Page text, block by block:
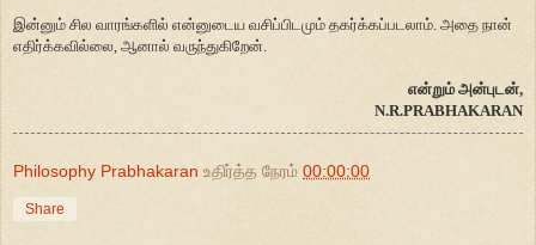
இன்னும் சில வாரங்களில் என்னுடைய வசிப்பிடமும் தகர்க்கப்படலாம். அதை நான்
எதிர்க்கவில்லை, ஆனால் வருந்துகிறேன்.
என்றும் அன்புடன்,
N.R.PRABHAKARAN
Philosophy Prabhakaran உதிர்த்த நேரம் 00:00:00
Share